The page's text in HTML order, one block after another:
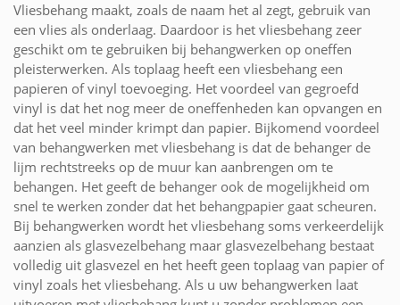
Vliesbehang maakt, zoals de naam het al zegt, gebruik van
een vlies als onderlaag. Daardoor is het vliesbehang zeer
geschikt om te gebruiken bij behangwerken op oneffen
pleisterwerken. Als toplaag heeft een vliesbehang een
papieren of vinyl toevoeging. Het voordeel van gegroefd
vinyl is dat het nog meer de oneffenheden kan opvangen en
dat het veel minder krimpt dan papier. Bijkomend voordeel
van behangwerken met vliesbehang is dat de behanger de
lijm rechtstreeks op de muur kan aanbrengen om te
behangen. Het geeft de behanger ook de mogelijkheid om
snel te werken zonder dat het behangpapier gaat scheuren.
Bij behangwerken wordt het vliesbehang soms verkeerdelijk
aanzien als glasvezelbehang maar glasvezelbehang bestaat
volledig uit glasvezel en het heeft geen toplaag van papier of
vinyl zoals het vliesbehang. Als u uw behangwerken laat